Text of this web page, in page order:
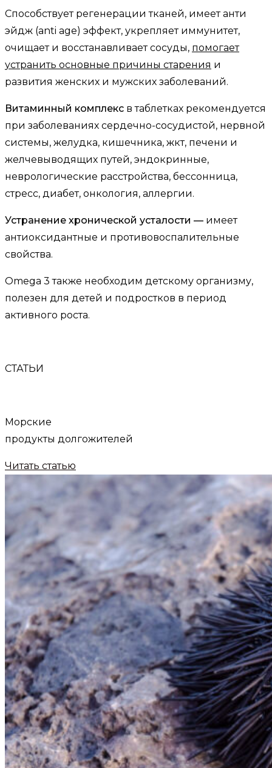
Способствует регенерации тканей, имеет анти
эйдж (anti age) эффект, укрепляет иммунитет,
очищает и восстанавливает сосуды, помогает
устранить основные причины старения и
развития женских и мужских заболеваний.
Витаминный комплекс в таблетках рекомендуется
при заболеваниях сердечно-сосудистой, нервной
системы, желудка, кишечника, жкт, печени и
желчевыводящих путей, эндокринные,
неврологические расстройства, бессонница,
стресс, диабет, онкология, аллергии.
Устранение хронической усталости — имеет
антиоксидантные и противовоспалительные
свойства.
Omega 3 также необходим детскому организму,
полезен для детей и подростков в период
активного роста.
СТАТЬИ
Морские
продукты долгожителей
Читать статью